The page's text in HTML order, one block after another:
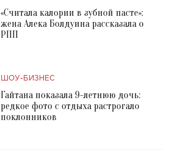
«Считала калории в зубной пасте»:
жена Алека Болдуина рассказала о
РПП
ШОУ-БИЗНЕС
Гайтана показала 9-летнюю дочь:
редкое фото с отдыха растрогало
поклонников